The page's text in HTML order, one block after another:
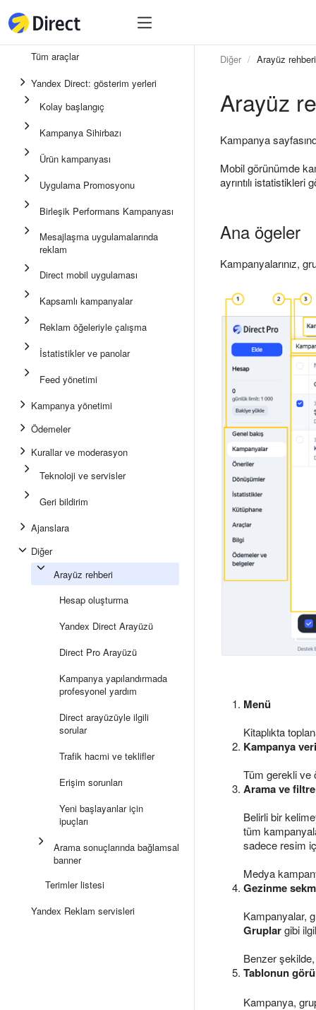
Araçlar
Mesajlaşma
Medya reklamı
Kampanya Sihirbazı
Kolay Başlangıç
Tüm araçlar
Yandex Direct: gösterim yerleri
Kolay başlangıç
Kampanya Sihirbazı
Ürün kampanyası
Uygulama Promosyonu
Birleşik Performans Kampanyası
Mesajlaşma uygulamalarında
reklam
Direct mobil uygulaması
Kapsamlı kampanyalar
Reklam öğeleriyle çalışma
İstatistikler ve panolar
Feed yönetimi
Kampanya yönetimi
Ödemeler
Kurallar ve moderasyon
Teknoloji ve servisler
Geri bildirim
Ajanslara
Diğer
Arayüz rehberi
Hesap oluşturma
Yandex Direct Arayüzü
Direct Pro Arayüzü
Kampanya yapılandırmada
profesyonel yardım
Direct arayüzüyle ilgili
sorular
Trafik hacmi ve teklifler
Erişim sorunları
Yeni başlayanlar için
ipuçları
Arama sonuçlarında bağlamsal
banner
Terimler listesi
Yandex Reklam servisleri
Diğer Arayüz rehberi
Arayüz
Kampanya
Mobil görünümde
ayrıntılı
Ana ögeler
Kampanyalarınız,
Menü
Kitaplıkta
Kampanya
Tüm gerekli ve
Arama ve
Belirli bir
tüm
sadece resim
Medya
Gezinme
Kampanyalar,
Gruplargibi
Benzer
Tablonun
Kampanya,